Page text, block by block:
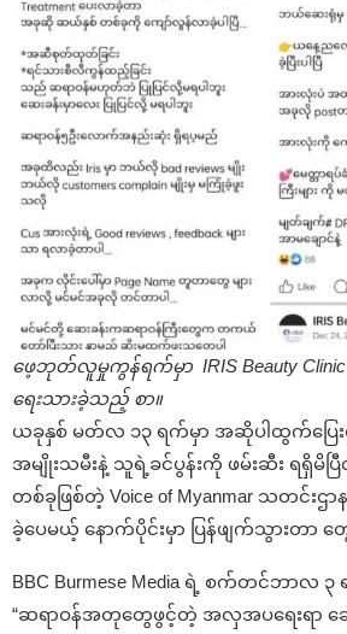
ဖေ့ဘုတ်လူမှုကွန်ရက်မှာ IRIS Beauty
ရေးသားခဲ့သည့် စာ။
ယခုနှစ် မတ်လ ၁၃ ရက်မှာ အဆိုပါထွက်ပြေး
အမျိုးသမီးနဲ့ သူရဲ့ခင်ပွန်းကို ဖမ်းဆီး ရရှိမိပ
တစ်ခုဖြစ်တဲ့ Voice of Myanmar သတင်းဌ
ခဲ့ပေမယ့် နောက်ပိုင်းမှာ ပြန်ဖျက်သွားတာ
BBC Burmese Media ရဲ့ စက်တင်ဘာ
“ဆရာဝန်အတုတွေဖွင့်တဲ့ အလှအပရေးရာ ဆေ